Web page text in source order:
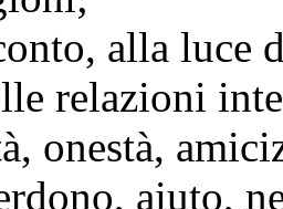
alla luce
relazioni
onestà,
aiuto,